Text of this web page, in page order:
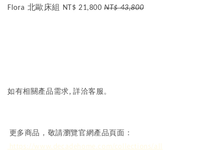
Flora 北歐床組 NT$ 21,800NT$ 43,800
如有相關產品需求, 詳洽客服。
更多商品，敬請瀏覽官網產品頁面：
https://www.decadehome.com/collections/all